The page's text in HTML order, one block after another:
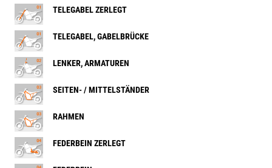
TELEGABEL ZERLEGT
TELEGABEL, GABELBRÜCKE
LENKER, ARMATUREN
SEITEN- / MITTELSTÄNDER
RAHMEN
FEDERBEIN ZERLEGT